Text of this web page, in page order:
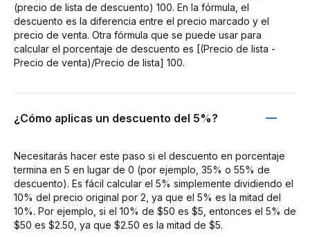
(precio de lista de descuento) 100. En la fórmula, el
descuento es la diferencia entre el precio marcado y el
precio de venta. Otra fórmula que se puede usar para
calcular el porcentaje de descuento es [(Precio de lista -
Precio de venta)/Precio de lista] 100.
¿Cómo aplicas un descuento del 5%?
Necesitarás hacer este paso si el descuento en porcentaje
termina en 5 en lugar de 0 (por ejemplo, 35% o 55% de
descuento). Es fácil calcular el 5% simplemente dividiendo el
10% del precio original por 2, ya que el 5% es la mitad del
10%. Por ejemplo, si el 10% de $50 es $5, entonces el 5% de
$50 es $2.50, ya que $2.50 es la mitad de $5.